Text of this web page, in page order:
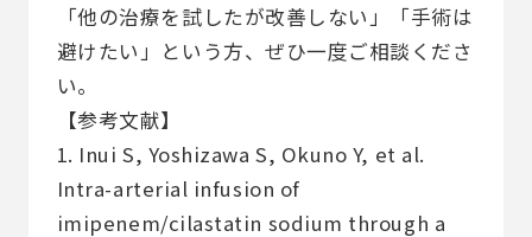
「他の治療を試したが改善しない」「手術は
避けたい」という方、ぜひ一度ご相談くださ
い。
【参考文献】
1. Inui S, Yoshizawa S, Okuno Y, et al.
Intra-arterial infusion of
imipenem/cilastatin sodium through a